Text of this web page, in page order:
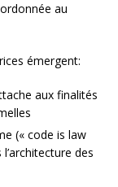
au
émergent:
aux finalités
(« code is law
des